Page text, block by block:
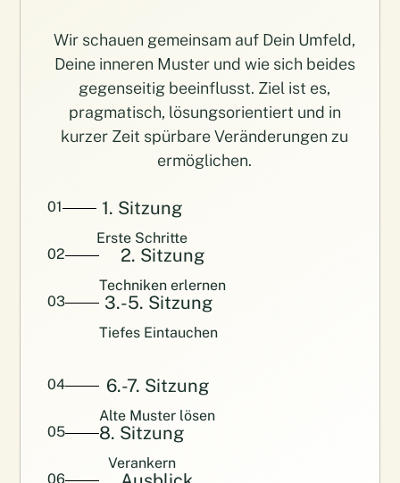
Wir schauen gemeinsam auf Dein Umfeld,
Deine inneren Muster und wie sich beides
gegenseitig beeinflusst. Ziel ist es,
pragmatisch, lösungsorientiert und in
kurzer Zeit spürbare Veränderungen zu
ermöglichen.
01 1. Sitzung
Erste Schritte
02
2. Sitzung
Techniken erlernen
03
3.-5. Sitzung
Tiefes Eintauchen
04 6.-7. Sitzung
Alte Muster lösen
05
8. Sitzung
Verankern
06